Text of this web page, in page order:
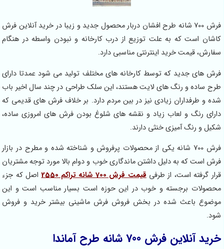
فرش 700 شانه طرح افشان دربار محصول جدید و زیبا در خرید آنلاین فرش
که به علت توزیع از درب کارخانه و نبودن واسطه در هنگام
خرید اینترنتی مناسبی دارد.
جدید که توسط کارخانه های مختلف تولید می شود عمدتا دارای
و رنگ های لایت هستند، این سلک طراحی در چند سال اخیر باب
زیادی نیز در بین مردم دارد. بر خلاف فرش های قدیمی که
و لعاب زیاد و نقشه های شلوغ بودن فرش های امروزی ساده،
آمیزی خنثی دارند.
فرش 700 شانه یکی از محصولات پرفروش و شناخته شده و مطرح در بازار
که به دلیل داشتن ماندگاری خوب و دوام بالا مورد توجه مشتریان
است، از طرفی قیمت فرش 700 شانه تراکم 2550
اصل که جزء
برجسته و خوب در این حوزه است بسیار مناسب است و این
شده در بخش فروش فرش ماشینی بیشتر خرید و فروش
فرش 700 شانه طرح آماندا